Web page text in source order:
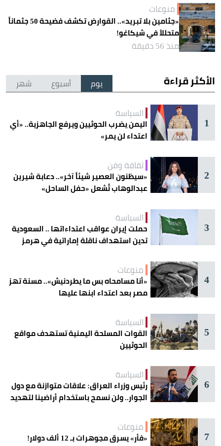
منوعات
«جثامين بلا تبريد».. القوارض تكشف فضيحة 50 جثماناً
متحللاً في شيكاغو!
منذ 56 دقيقة
الأكثر قراءة يوم أسبوع شهر
1
السياسة
اليمن يضرب الحوثيين ويرفع الجاهزية.. «أي
اعتداء لن يمر»
2
ثقافة وفن
«سيظنون العصير شيئاً آخر».. دعابة شيرين
عبدالوهاب تُشعل «حفل الساحل»
3
السياسة
حملت إيران عواقب اعتداءاتها .. السعودية
تدين استهداف ناقلة إماراتية في هرمز
4
منوعات
«أنا مسامحاه بس ما يطردنيش».. مسنة تهز
مصر بعد اعتداء ابنها عليها
5
السياسة
القوات المسلحة اليمنية تستهدف مواقع
الحوثيين
6
السياسة
رئيس وزراء العراق: علاقات متوازنة مع دول
الجوار.. ولن نسمح باستخدام أراضينا لتهديد
7
منوعات
«فأر» يسرق مجوهرات بـ 12 ألف دولار!